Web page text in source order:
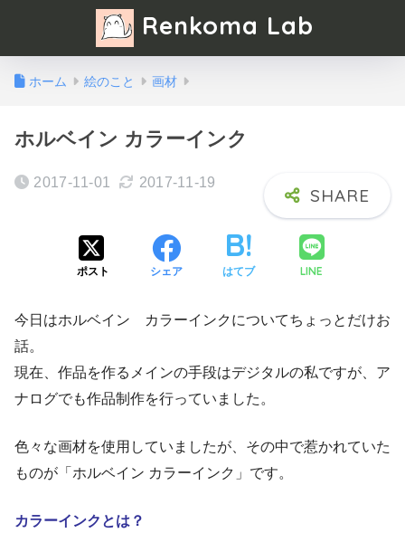
Renkoma Lab
ホーム 絵のこと 画材
ホルベイン カラーインク
2017-11-01 2017-11-19
ポスト シェア はてブ LINE
今日はホルベイン カラーインクについてちょっとだけお
話。
現在、作品を作るメインの手段はデジタルの私ですが、ア
ナログでも作品制作を行っていました。
色々な画材を使用していましたが、その中で惹かれていた
ものが「ホルベイン カラーインク」です。
カラーインクとは？